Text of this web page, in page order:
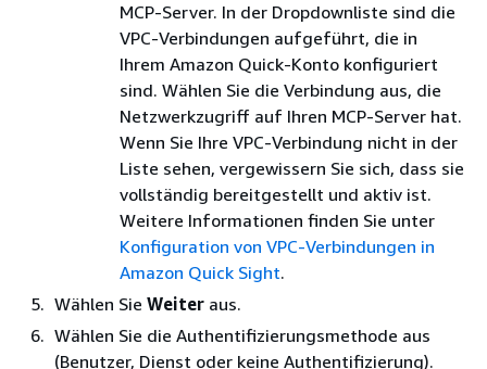
MCP-Server. In der Dropdownliste sind die
VPC-Verbindungen aufgeführt, die in
Ihrem Amazon Quick-Konto konfiguriert
sind. Wählen Sie die Verbindung aus, die
Netzwerkzugriff auf Ihren MCP-Server hat.
Wenn Sie Ihre VPC-Verbindung nicht in der
Liste sehen, vergewissern Sie sich, dass sie
vollständig bereitgestellt und aktiv ist.
Weitere Informationen finden Sie unter
Konfiguration von VPC-Verbindungen in
Amazon Quick Sight.
Wählen Sie Weiter aus.
Wählen Sie die Authentifizierungsmethode aus
(Benutzer, Dienst oder keine Authentifizierung).